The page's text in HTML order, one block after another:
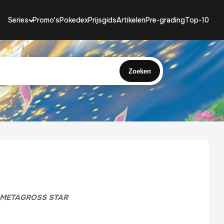
Series Promo'sPokedexPrijsgidsArtikelenPre-gradingTop-10
Zoeken
METAGROSS STAR